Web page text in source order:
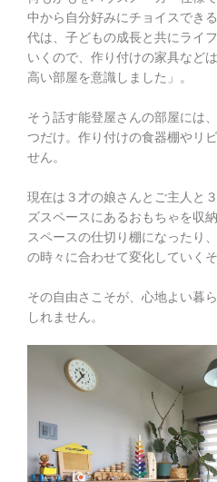
中から自分好みにチョイスでき
代は、子どもの成長と共にライ
いくので、作り付けの家具など
高い部屋を意識しました」。
そう話す能登屋さんの部屋には
つだけ。作り付けの食器棚やリ
せん。
現在は３才の娘さんとご主人と
ズスペースにあるおもちゃを収
スペースの仕切り棚になったり
の時々に合わせて変化していくそ
その自由さこそが、心地よい暮
しれません。